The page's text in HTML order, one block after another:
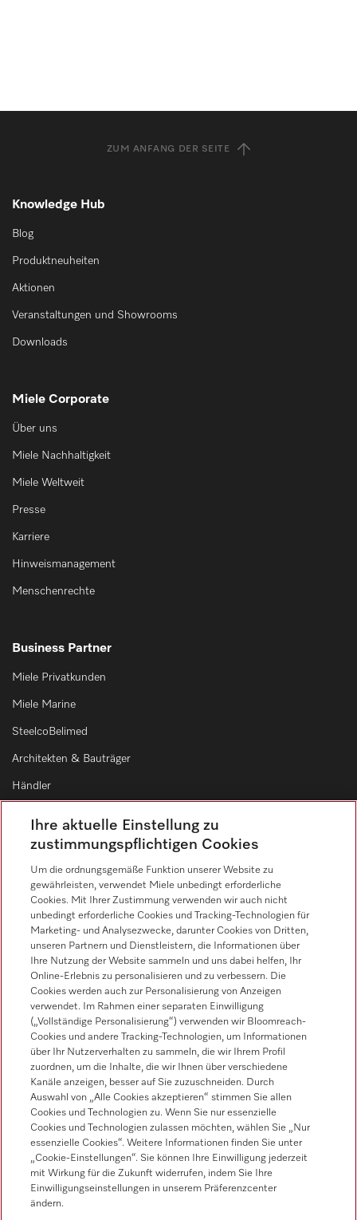
ZUM ANFANG DER SEITE
Knowledge Hub
Blog
Produktneuheiten
Aktionen
Veranstaltungen und Showrooms
Downloads
Miele Corporate
Über uns
Miele Nachhaltigkeit
Miele Weltweit
Presse
Karriere
Hinweismanagement
Menschenrechte
Business Partner
Miele Privatkunden
Miele Marine
SteelcoBelimed
Architekten & Bauträger
Händler
Kontakt
Kontaktübersicht
Vertrieb
0471 666 319
Werkkundendienst
0471 666 319
Folgen Sie Miele Professional
Datenschutz
Ihre aktuelle Einstellung zu
zustimmungspflichtigen Cookies
Um die ordnungsgemäße Funktion unserer Website zu
gewährleisten, verwendet Miele unbedingt erforderliche
Cookies. Mit Ihrer Zustimmung verwenden wir auch nicht
unbedingt erforderliche Cookies und Tracking-Technologien für
Marketing- und Analysezwecke, darunter Cookies von Dritten,
unseren Partnern und Dienstleistern, die Informationen über
Ihre Nutzung der Website sammeln und uns dabei helfen, Ihr
Online-Erlebnis zu personalisieren und zu verbessern. Die
Cookies werden auch zur Personalisierung von Anzeigen
verwendet. Im Rahmen einer separaten Einwilligung
(„Vollständige Personalisierung“) verwenden wir Bloomreach-
Cookies und andere Tracking-Technologien, um Informationen
über Ihr Nutzerverhalten zu sammeln, die wir Ihrem Profil
zuordnen, um die Inhalte, die wir Ihnen über verschiedene
Kanäle anzeigen, besser auf Sie zuzuschneiden. Durch
Auswahl von „Alle Cookies akzeptieren“ stimmen Sie allen
Cookies und Technologien zu. Wenn Sie nur essenzielle
Cookies und Technologien zulassen möchten, wählen Sie „Nur
essenzielle Cookies“. Weitere Informationen finden Sie unter
„Cookie-Einstellungen“. Sie können Ihre Einwilligung jederzeit
mit Wirkung für die Zukunft widerrufen, indem Sie Ihre
Einwilligungseinstellungen in unserem Präferenzcenter
ändern.